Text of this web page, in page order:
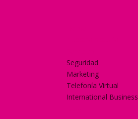
Seguridad
Marketing
Telefonía Virtual
International Business